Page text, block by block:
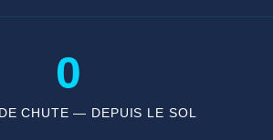
0
CHUTE — DEPUIS LE SOL